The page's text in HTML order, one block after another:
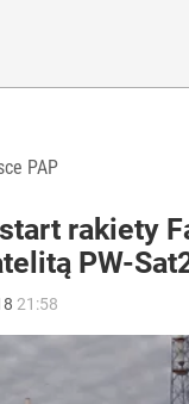
PAP
rakiety
PW-
21:58